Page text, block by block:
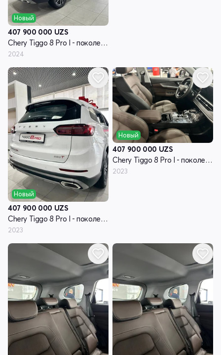
Новый
407 900 000 UZS
Chery Tiggo 8 Pro I - поколение
2024
Новый
407 900 000 UZS
Chery Tiggo 8 Pro I - поколение
2023
Новый
407 900 000 UZS
Chery Tiggo 8 Pro I - поколение
2023